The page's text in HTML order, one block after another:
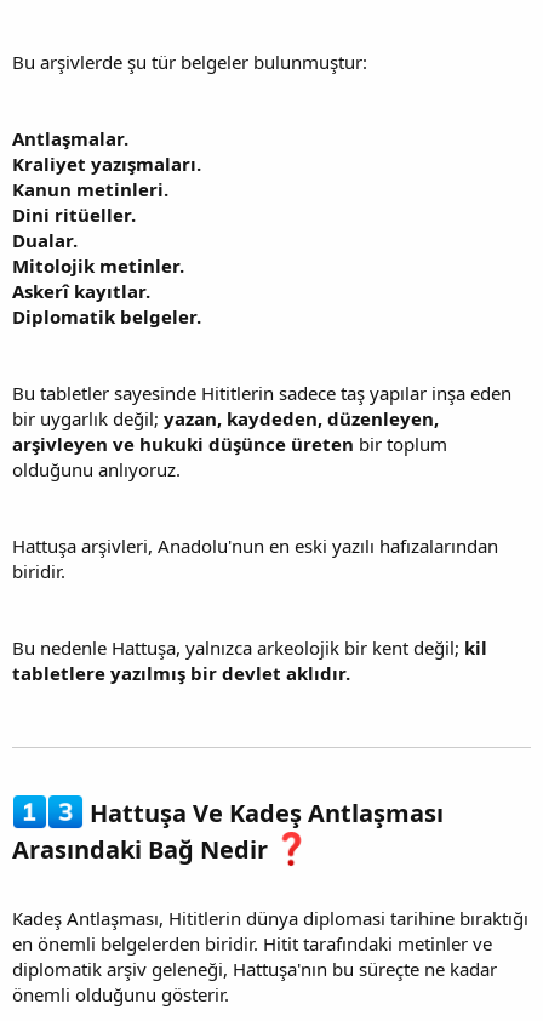
Bu arşivlerde şu tür belgeler bulunmuştur:
Antlaşmalar.
Kraliyet yazışmaları.
Kanun metinleri.
Dini ritüeller.
Dualar.
Mitolojik metinler.
Askerî kayıtlar.
Diplomatik belgeler.
Bu tabletler sayesinde Hititlerin sadece taş yapılar inşa eden
bir uygarlık değil; yazan, kaydeden, düzenleyen,
arşivleyen ve hukuki düşünce üreten bir toplum
olduğunu anlıyoruz.
Hattuşa arşivleri, Anadolu'nun en eski yazılı hafızalarından
biridir.
Bu nedenle Hattuşa, yalnızca arkeolojik bir kent değil; kil
tabletlere yazılmış bir devlet aklıdır.
Hattuşa Ve Kadeş Antlaşması
Arasındaki Bağ Nedir
Kadeş Antlaşması, Hititlerin dünya diplomasi tarihine bıraktığı
en önemli belgelerden biridir. Hitit tarafındaki metinler ve
diplomatik arşiv geleneği, Hattuşa'nın bu süreçte ne kadar
önemli olduğunu gösterir.